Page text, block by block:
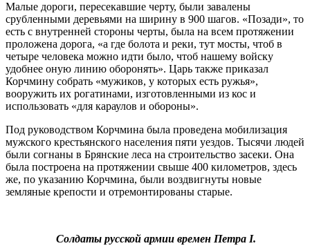
Малые дороги, пересекавшие черту, были завалены
срубленными дере­вьями на ширину в 900 шагов. «Позади», то
есть с внутренней стороны черты, была на всем протяжении
проложена дорога, «а где болота и реки, тут мосты, чтоб в
четыре человека можно идти было, чтоб нашему войску
удобнее оную линию оборонять». Царь также приказал
Корчмину собрать «мужиков, у которых есть ружья»,
вооружить их рогатинами, изготовлен­ными из кос и
использовать «для караулов и обороны».
Под руководством Корчмина была проведена мобилизация
мужско­го крестьянского населения пяти уездов. Тысячи людей
были согнаны в Брянские леса на строительство засеки. Она
была построена на протяже­нии свыше 400 километров, здесь
же, по указанию Корчмина, были воз­двигнуты новые
земляные крепости и отремонтированы старые.
Солдаты русской армии времен Петра I.